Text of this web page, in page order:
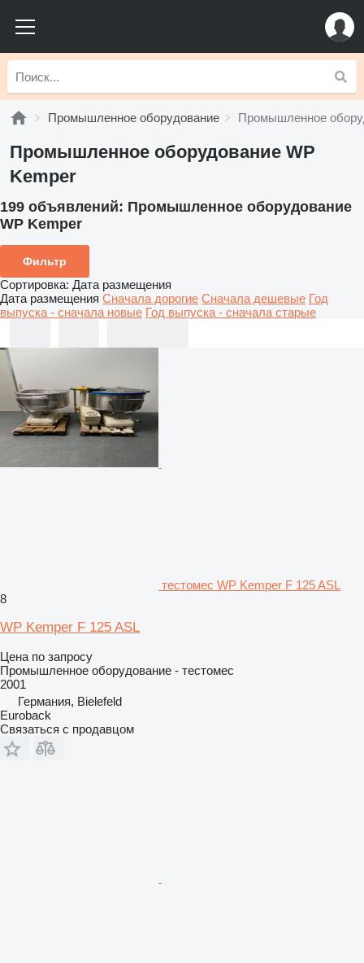
Промышленное оборудование Промышленное
Промышленное оборудование WP
Kemper
199 объявлений: Промышленное оборудование
WP Kemper
Фильтр
Сортировка: Дата размещения
Дата размещения Сначала дорогие Сначала дешевые Год
выпуска - сначала новые Год выпуска - сначала старые
тестомес WP Kemper F 125 ASL
8
WP Kemper F 125 ASL
Цена по запросу
Промышленное оборудование - тестомес
2001
Германия, Bielefeld
Euroback
Связаться с продавцом